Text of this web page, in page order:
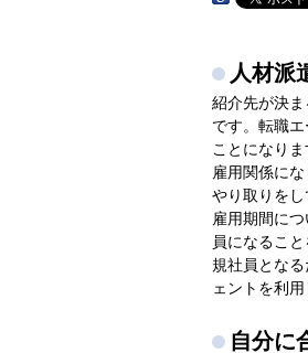
人材派
紹介先が決
です。転職
ことになり
雇用関係に
やり取りをし
雇用期間に
員になるこ
規社員とな
ェントを利
自分に